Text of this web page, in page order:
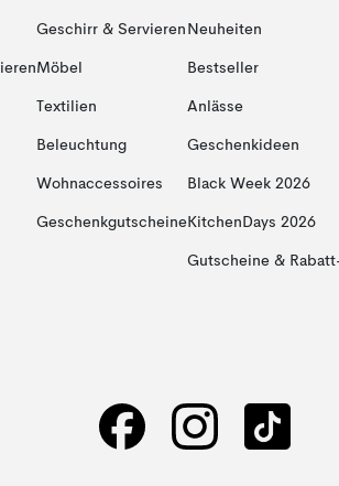
Geschirr & Servieren
Möbel
Textilien
Beleuchtung
Wohnaccessoires
Geschenkgutscheine
Neuheiten
Bestseller
Anlässe
Geschenkideen
Black Week 2026
KitchenDays 2026
Gutscheine &